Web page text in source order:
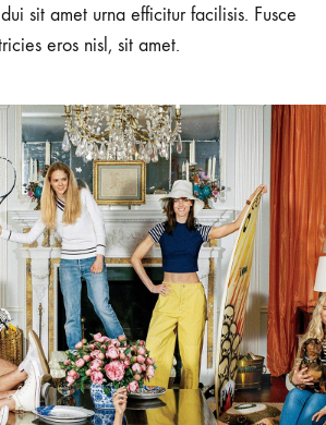
sit amet urna efficitur facilisis. Fusce
eros nisl, sit amet.